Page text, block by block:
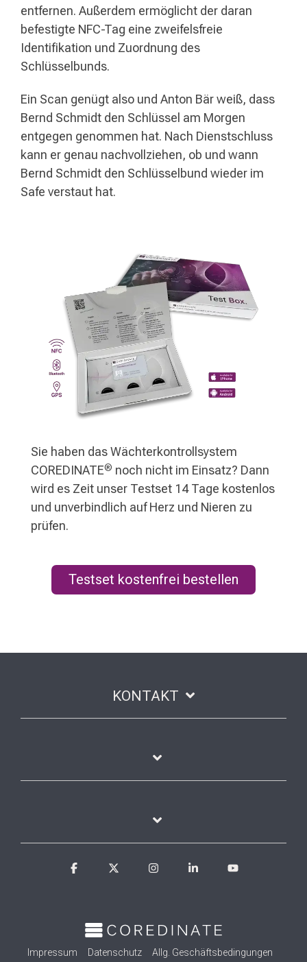
entfernen. Außerdem ermöglicht der daran
befestigte NFC-Tag eine zweifelsfreie
Identifikation und Zuordnung des
Schlüsselbunds.
Ein Scan genügt also und Anton Bär weiß, dass
Bernd Schmidt den Schlüssel am Morgen
entgegen genommen hat. Nach Dienstschluss
kann er genau nachvollziehen, ob und wann
Bernd Schmidt den Schlüsselbund wieder im
Safe verstaut hat.
Sie haben das Wächterkontrollsystem
COREDINATE® noch nicht im Einsatz? Dann
wird es Zeit unser Testset 14 Tage kostenlos
und unverbindlich auf Herz und Nieren zu
prüfen.
Testset kostenfrei bestellen
KONTAKT
Impressum Datenschutz Allg. Geschäftsbedingungen
Facebook InstagramLinkedin